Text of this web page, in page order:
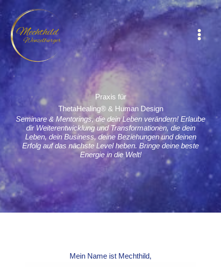
Inhalt
springen
Praxis für
ThetaHealing® & Human Design
Seminare & Mentorings, die dein Leben verändern! Erlaube
dir Weiterentwicklung und Transformationen, die dein
Leben, dein Business, deine Beziehungen und deinen
Erfolg auf das nächste Level heben. Bringe deine beste
Energie in die Welt!
Mein Name ist Mechthild,